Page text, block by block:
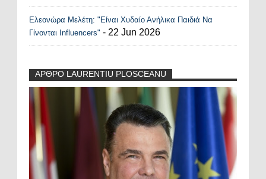
Ελεονώρα Μελέτη: "Είναι Χυδαίο Ανήλικα Παιδιά Να
Γίνονται Influencers" - 22 Jun 2026
ΑΡΘΡΟ LAURENTIU PLOSCEANU